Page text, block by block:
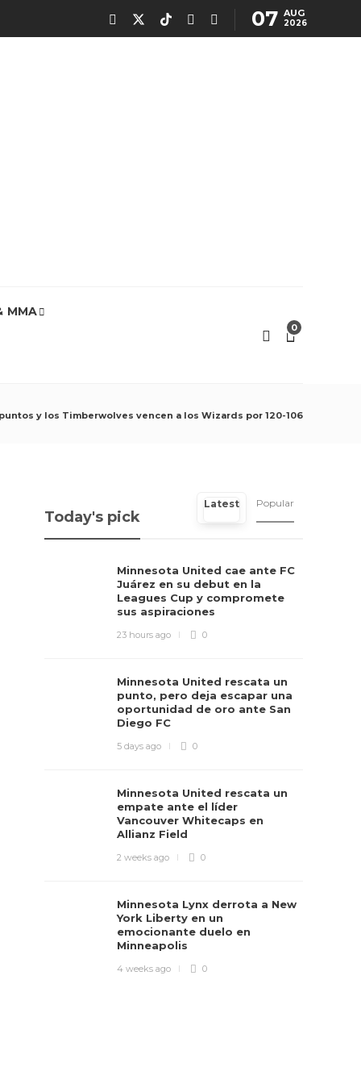
07 AUG
2026
MMA
0
y los Timberwolves vencen a los Wizards por 120-106
Today's pick
Latest Popular
Minnesota United cae ante FC
Juárez en su debut en la
Leagues Cup y compromete
sus aspiraciones
23 hours ago 0
Minnesota United rescata un
punto, pero deja escapar una
oportunidad de oro ante San
Diego FC
5 days ago 0
Minnesota United rescata un
empate ante el líder
Vancouver Whitecaps en
Allianz Field
2 weeks ago 0
Minnesota Lynx derrota a New
York Liberty en un
emocionante duelo en
Minneapolis
4 weeks ago 0